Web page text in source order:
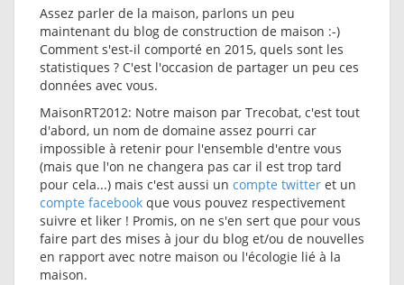
Assez parler de la maison, parlons un peu
maintenant du blog de construction de maison :-)
Comment s'est-il comporté en 2015, quels sont les
statistiques ? C'est l'occasion de partager un peu ces
données avec vous.
MaisonRT2012: Notre maison par Trecobat, c'est tout
d'abord, un nom de domaine assez pourri car
impossible à retenir pour l'ensemble d'entre vous
(mais que l'on ne changera pas car il est trop tard
pour cela...) mais c'est aussi un compte twitter et un
compte facebook que vous pouvez respectivement
suivre et liker ! Promis, on ne s'en sert que pour vous
faire part des mises à jour du blog et/ou de nouvelles
en rapport avec notre maison ou l'écologie lié à la
maison.